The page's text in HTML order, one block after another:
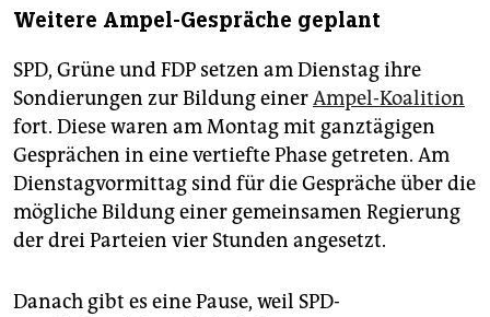
Weitere Ampel-Gespräche geplant
SPD, Grüne und FDP setzen am Dienstag ihre
Sondierungen zur Bildung einerAmpel-Koalition
fort. Diese waren am Montag mit ganztägigen
Gesprächen in eine vertiefte Phase getreten. Am
Dienstagvormittag sind für die Gespräche über die
mögliche Bildung einer gemeinsamen Regierung
der drei Parteien vier Stunden angesetzt.
Danach gibt es eine Pause, weil SPD-